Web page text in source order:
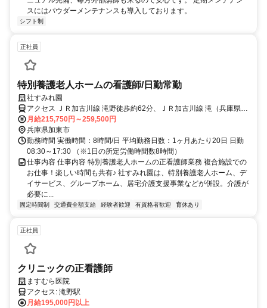
スにはパウダーメンテナンスも導入しております。
シフト制
正社員
特別養護老人ホームの看護師/日勤常勤
社すみれ園
アクセス ＪＲ加古川線 滝野徒歩約62分、ＪＲ加古川線 滝（兵庫県）
徒歩約66分、ＪＲ加古川線 社町徒歩約74分
月給215,750円～259,500円
兵庫県加東市
勤務時間 実働時間：8時間/日 平均勤務日数：1ヶ月あたり20日 日勤
08:30～17:30 （※1日の所定労働時間数8時間）
仕事内容 仕事内容 特別養護老人ホームの正看護師業務 複合施設での
お仕事！楽しい時間も共有♪ 社すみれ園は、特別養護老人ホーム、デ
イサービス、グループホーム、居宅介護支援事業などが併設。介護が
必要に...
固定時間制 交通費全額支給 経験者歓迎 有資格者歓迎 育休あり
正社員
クリニックの正看護師
ますむら医院
アクセス: 滝野駅
月給195,000円以上